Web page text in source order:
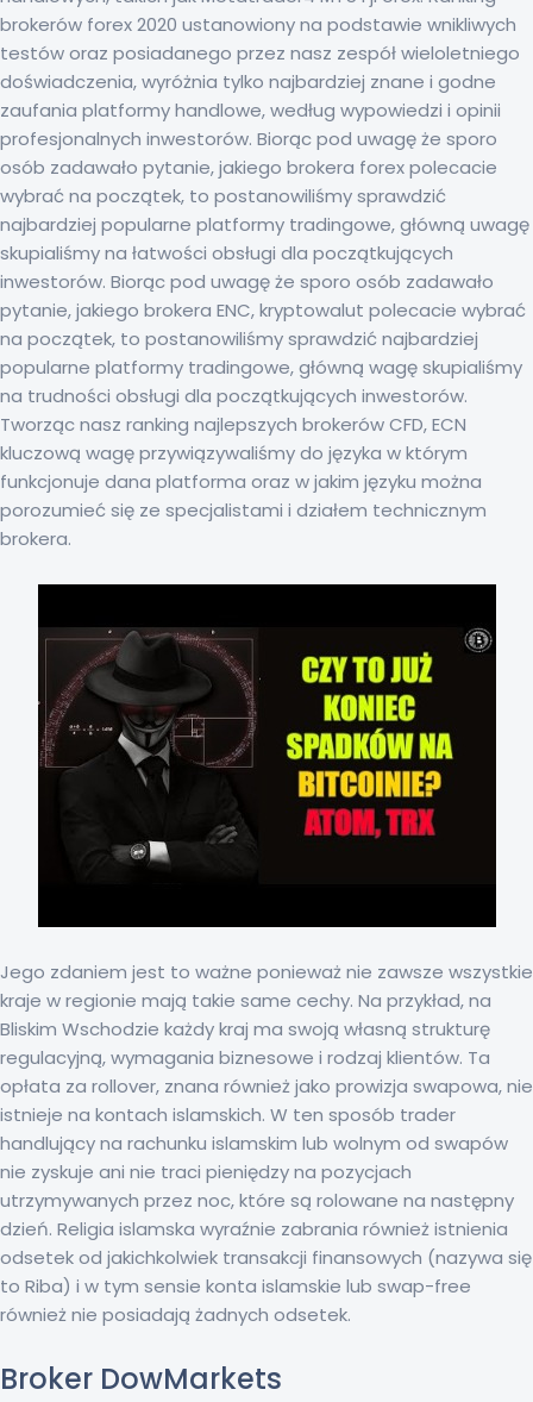
brokerów forex 2020 ustanowiony na podstawie wnikliwych
testów oraz posiadanego przez nasz zespół wieloletniego
doświadczenia, wyróżnia tylko najbardziej znane i godne
zaufania platformy handlowe, według wypowiedzi i opinii
profesjonalnych inwestorów. Biorąc pod uwagę że sporo
osób zadawało pytanie, jakiego brokera forex polecacie
wybrać na początek, to postanowiliśmy sprawdzić
najbardziej popularne platformy tradingowe, główną uwagę
skupialiśmy na łatwości obsługi dla początkujących
inwestorów. Biorąc pod uwagę że sporo osób zadawało
pytanie, jakiego brokera ENC, kryptowalut polecacie wybrać
na początek, to postanowiliśmy sprawdzić najbardziej
popularne platformy tradingowe, główną wagę skupialiśmy
na trudności obsługi dla początkujących inwestorów.
Tworząc nasz ranking najlepszych brokerów CFD, ECN
kluczową wagę przywiązywaliśmy do języka w którym
funkcjonuje dana platforma oraz w jakim języku można
porozumieć się ze specjalistami i działem technicznym
brokera.
Jego zdaniem jest to ważne ponieważ nie zawsze wszystkie
kraje w regionie mają takie same cechy. Na przykład, na
Bliskim Wschodzie każdy kraj ma swoją własną strukturę
regulacyjną, wymagania biznesowe i rodzaj klientów. Ta
opłata za rollover, znana również jako prowizja swapowa, nie
istnieje na kontach islamskich. W ten sposób trader
handlujący na rachunku islamskim lub wolnym od swapów
nie zyskuje ani nie traci pieniędzy na pozycjach
utrzymywanych przez noc, które są rolowane na następny
dzień. Religia islamska wyraźnie zabrania również istnienia
odsetek od jakichkolwiek transakcji finansowych (nazywa się
to Riba) i w tym sensie konta islamskie lub swap-free
również nie posiadają żadnych odsetek.
Broker DowMarkets